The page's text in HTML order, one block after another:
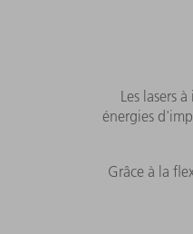
Les lasers
énergies
Grâce à la